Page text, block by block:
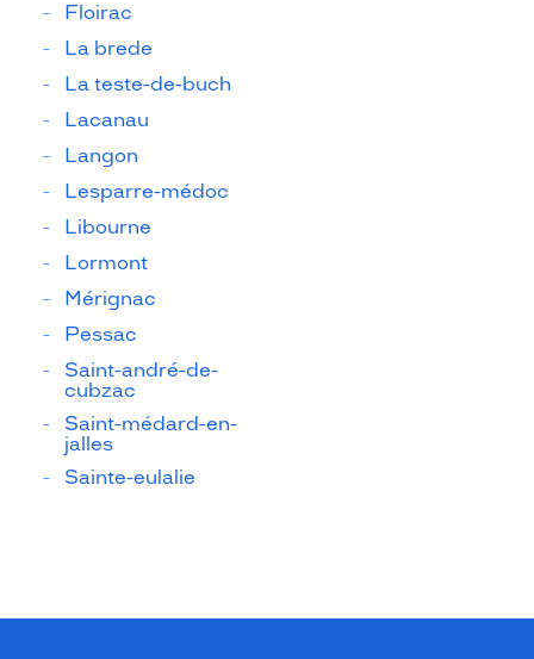
Floirac
La brede
La teste-de-buch
Lacanau
Langon
Lesparre-médoc
Libourne
Lormont
Mérignac
Pessac
Saint-andré-de-
cubzac
Saint-médard-en-
jalles
Sainte-eulalie